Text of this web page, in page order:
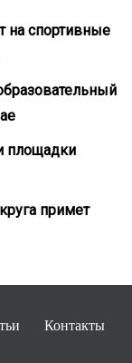
на спортивные
площадки
примет
Контакты